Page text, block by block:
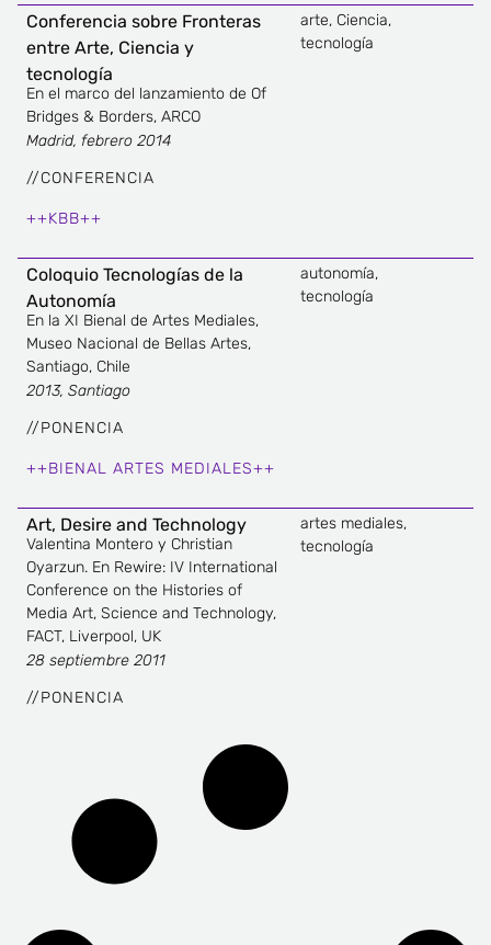
Conferencia sobre Fronteras
entre Arte, Ciencia y
tecnología
En el marco del lanzamiento de Of
Bridges & Borders, ARCO
Madrid, febrero 2014
//CONFERENCIA
++KBB++
arte, Ciencia,
tecnología
Coloquio Tecnologías de la
Autonomía
En la XI Bienal de Artes Mediales,
Museo Nacional de Bellas Artes,
Santiago, Chile
2013, Santiago
//PONENCIA
++BIENAL ARTES MEDIALES++
autonomía,
tecnología
Art, Desire and Technology
Valentina Montero y Christian
Oyarzun. En Rewire: IV International
Conference on the Histories of
Media Art, Science and Technology,
FACT, Liverpool, UK
28 septiembre 2011
//PONENCIA
artes mediales,
tecnología